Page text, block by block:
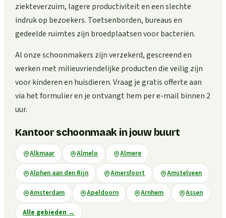
ziekteverzuim, lagere productiviteit en een slechte
indruk op bezoekers. Toetsenborden, bureaus en
gedeelde ruimtes zijn broedplaatsen voor bacteriën.
Al onze schoonmakers zijn verzekerd, gescreend en
werken met milieuvriendelijke producten die veilig zijn
voor kinderen en huisdieren. Vraag je gratis offerte aan
via het formulier en je ontvangt hem per e-mail binnen 2
uur.
Kantoor schoonmaak in jouw buurt
Alkmaar Almelo Almere
Alphen aan den Rijn Amersfoort Amstelveen
Amsterdam Apeldoorn Arnhem Assen
Alle gebieden →